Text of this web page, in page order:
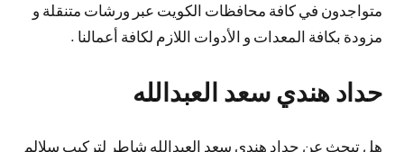
متواجدون في كافة محافظات الكويت عبر ورشات متنقلة و
مزودة بكافة المعدات و الأدوات اللازم لكافة أعمالنا .
حداد هندي سعد العبدالله
هل تبحث عن حداد هندي سعد العبدالله شاطر لتركيب سلالم